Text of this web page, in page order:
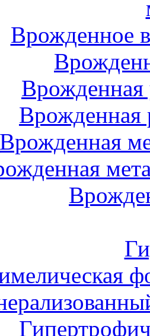
Врожденное
Врожденная
Врожденная
Врожденная